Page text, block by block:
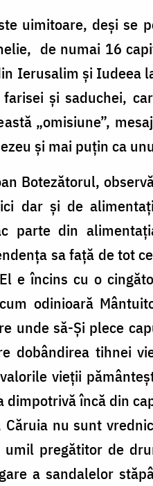
uimitoare, deși se
de numai 16
Ierusalim și Iudeea
și saduchei,
„omisiune”,
și mai puțin ca
Botezătorul,
dar și de
parte din
sa față de tot
e încins cu o
odinioară
unde să-Şi plece
dobândirea tihnei
vieții
dimpotrivă încă din
nu sunt
pregătitor de
a sandalelor